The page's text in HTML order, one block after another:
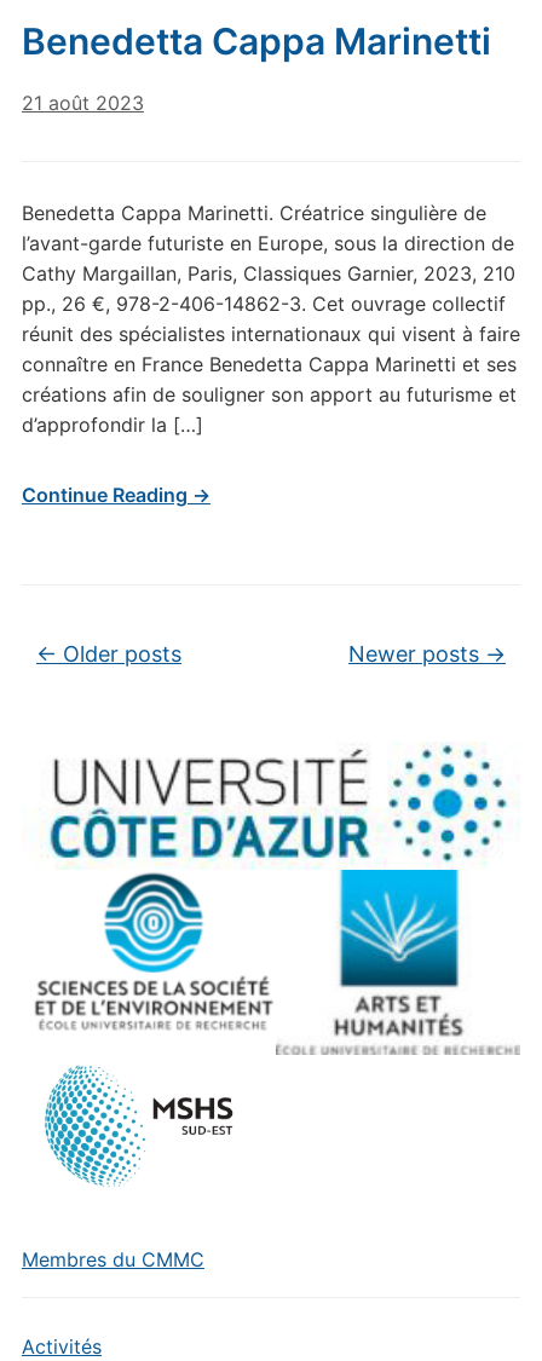
Membres du CMMC
Activités
Benedetta Cappa Marinetti
21 août 2023
Benedetta Cappa Marinetti. Créatrice singulière de
l’avant-garde futuriste en Europe, sous la direction de
Cathy Margaillan, Paris, Classiques Garnier, 2023, 210
pp., 26 €, 978-2-406-14862-3. Cet ouvrage collectif
réunit des spécialistes internationaux qui visent à faire
connaître en France Benedetta Cappa Marinetti et ses
créations afin de souligner son apport au futurisme et
d’approfondir la […]
Continue Reading →
Post navigation
← Older posts Newer posts →